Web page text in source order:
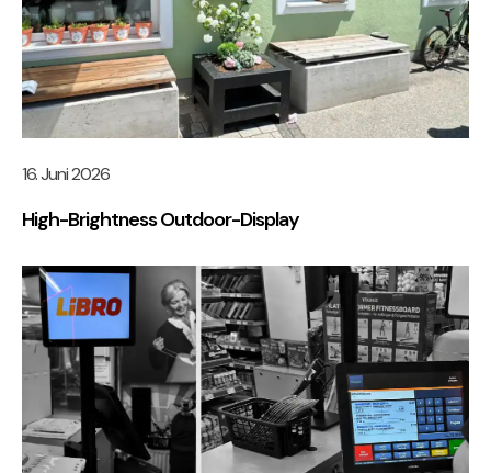
16. Juni 2026
High-Brightness Outdoor-Display